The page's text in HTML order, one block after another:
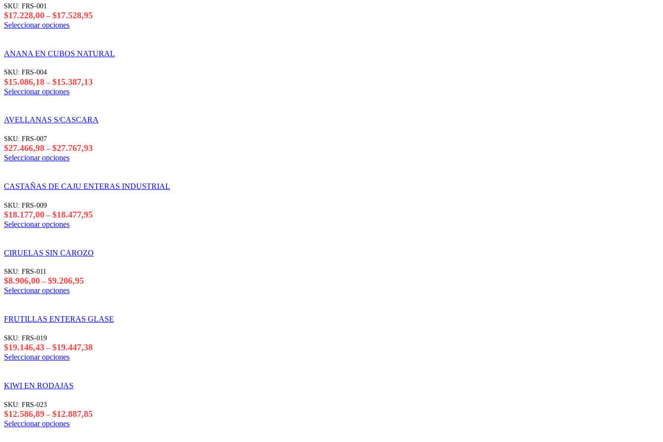
SKU: FRS-001
$17.228,00 – $17.528,95Rango
$17.228,00
hasta
Seleccionar opcionesEste
varias
variantes.
opciones
se
pueden
la
producto
ANANA EN CUBOS NATURAL
SKU: FRS-004
$15.086,18 – $15.387,13Rango
$15.086,18
hasta
Seleccionar opcionesEste
varias
opciones
se
pueden
la
producto
AVELLANAS S/CASCARA
SKU: FRS-007
$27.466,98 – $27.767,93Rango
$27.466,98
hasta
Seleccionar opcionesEste
varias
variantes.
opciones
se
pueden
la
producto
CASTAÑAS DE CAJU ENTERAS INDUSTRIAL
SKU: FRS-009
$18.177,00 – $18.477,95Rango
$18.177,00
hasta
Seleccionar opcionesEste
varias
variantes.
opciones
se
pueden
la
producto
CIRUELAS SIN CAROZO
SKU: FRS-011
$8.906,00 – $9.206,95Rango
$8.906,00
hasta
Seleccionar opcionesEste
varias
opciones
se
pueden
la
producto
FRUTILLAS ENTERAS GLASE
SKU: FRS-019
$19.146,43 – $19.447,38Rango
Seleccionar opcionesEste
varias
variantes.
opciones
se
pueden
KIWI EN RODAJAS
SKU: FRS-023
$12.586,89 – $12.887,85Rango
Seleccionar opcionesEste